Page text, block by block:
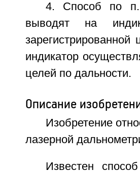
4. Способ по
выводят на
индикатор
целей по дальности.
Описание
Изобретение
лазерной
Известен